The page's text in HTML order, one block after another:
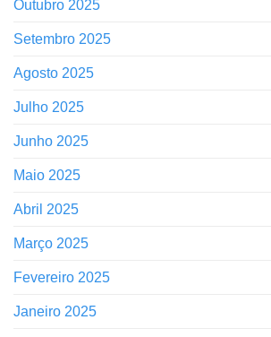
Outubro 2025
Setembro 2025
Agosto 2025
Julho 2025
Junho 2025
Maio 2025
Abril 2025
Março 2025
Fevereiro 2025
Janeiro 2025